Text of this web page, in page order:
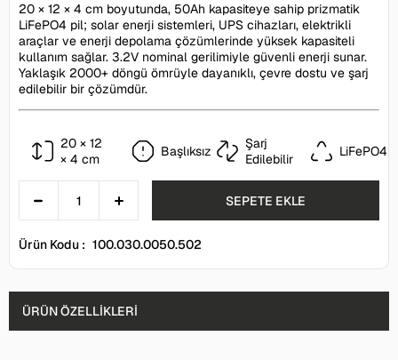
20 × 12 × 4 cm boyutunda, 50Ah kapasiteye sahip prizmatik
LiFePO4 pil; solar enerji sistemleri, UPS cihazları, elektrikli
araçlar ve enerji depolama çözümlerinde yüksek kapasiteli
kullanım sağlar. 3.2V nominal gerilimiyle güvenli enerji sunar.
Yaklaşık 2000+ döngü ömrüyle dayanıklı, çevre dostu ve şarj
edilebilir bir çözümdür.
20 × 12
× 4 cm
Başlıksız
Şarj
Edilebilir
LiFePO4
Ürün Kodu : 100.030.0050.502
ÜRÜN ÖZELLIKLERI